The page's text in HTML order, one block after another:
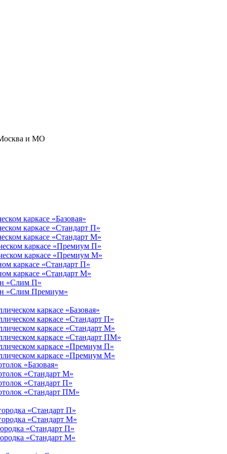
и МО
каркасе «Базовая»
каркасе «Стандарт П»
каркасе «Стандарт М»
каркасе «Премиум П»
каркасе «Премиум М»
каркасе «Стандарт П»
каркасе «Стандарт М»
«Слим П»
«Слим Премиум»
каркасе «Базовая»
каркасе «Стандарт П»
каркасе «Стандарт М»
каркасе «Стандарт ПМ»
каркасе «Премиум П»
каркасе «Премиум М»
«Базовая»
«Стандарт М»
«Стандарт П»
«Стандарт ПМ»
«Стандарт П»
«Стандарт М»
«Стандарт П»
«Стандарт М»